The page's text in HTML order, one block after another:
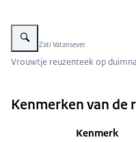
Vergroot afbeelding Vrouwtje
Beeld: © Zati Vatansever
Vrouwtje reuzenteek op
Kenmerken van de
Kenmerk